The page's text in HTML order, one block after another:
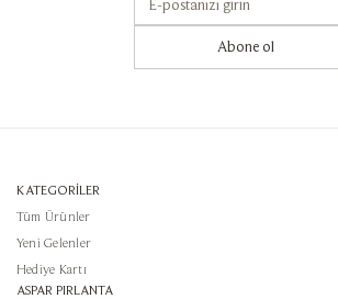
Abone ol
KATEGORİLER
Tüm Ürünler
Yeni Gelenler
Hediye Kartı
ASPAR PIRLANTA